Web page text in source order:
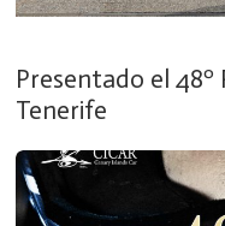
Presentado el 48º
Tenerife